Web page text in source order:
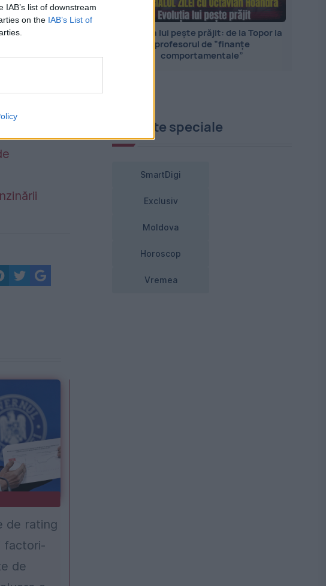
list of downstream
on the IAB’s List of
de rating
factori-
de
Evoluția lui pește prăjit: de la Topor la
profesorul de ”finanțe
comportamentale”
Proiecte speciale
SmartDigi
Exclusiv
Moldova
Horoscop
Vremea